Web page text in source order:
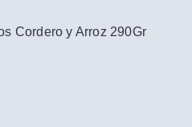
Cordero y Arroz 290Gr